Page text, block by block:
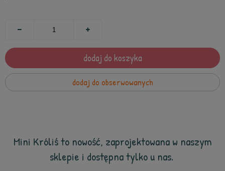
dodaj do koszyka
dodaj do obserwowanych
Mini Króliś to nowość, zaprojektowana w naszym
sklepie i dostępna tylko u nas.